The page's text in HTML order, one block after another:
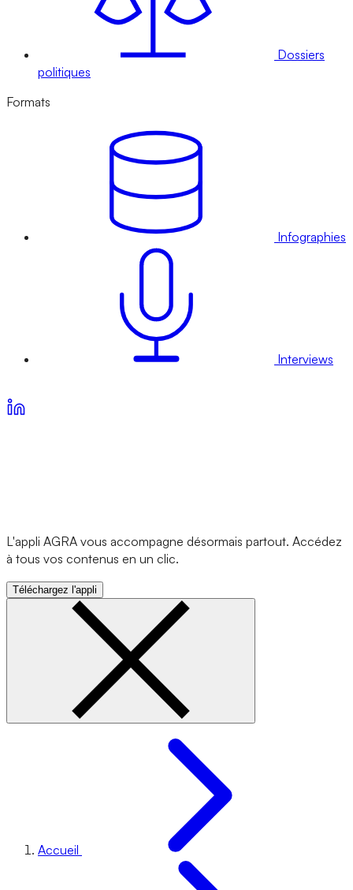
Dossiers
politiques
Formats
Infographies
Interviews
L'appli AGRA vous accompagne désormais partout. Accédez
à tous vos contenus en un clic.
Téléchargez l'appli
Accueil